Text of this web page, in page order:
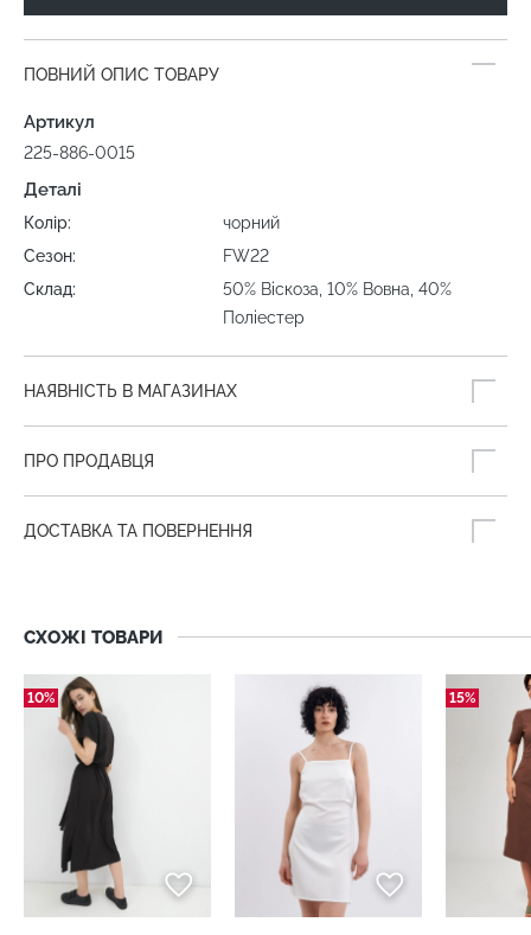
ПОВНИЙ ОПИС ТОВАРУ
Артикул
225-886-0015
Деталі
Колір:
чорний
Сезон:
FW22
Склад:
50% Віскоза, 10% Вовна, 40%
Поліестер
НАЯВНІСТЬ В МАГАЗИНАХ
ПРО ПРОДАВЦЯ
ДОСТАВКА ТА ПОВЕРНЕННЯ
СХОЖІ ТОВАРИ
10% 15%